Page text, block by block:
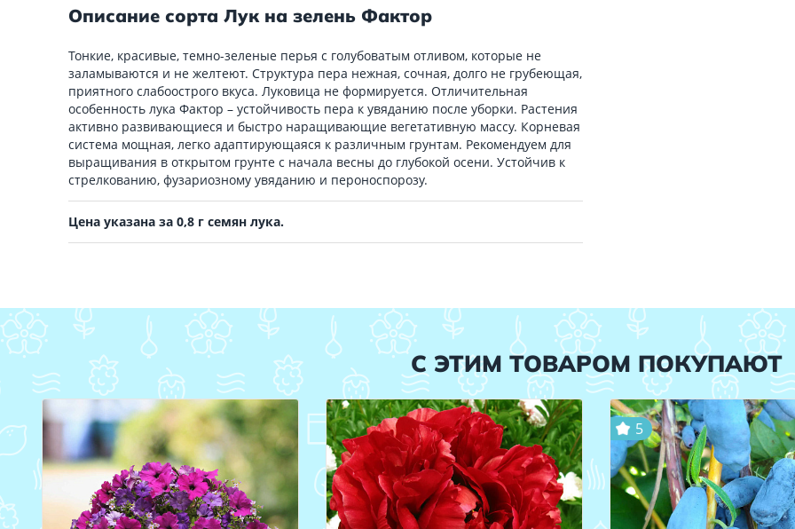
Описание сорта Лук на зелень Фактор
Тонкие, красивые, темно-зеленые перья с голубоватым отливом, которые не
заламываются и не желтеют. Структура пера нежная, сочная, долго не грубеющая,
приятного слабоострого вкуса. Луковица не формируется. Отличительная
особенность лука Фактор – устойчивость пера к увяданию после уборки. Растения
активно развивающиеся и быстро наращивающие вегетативную массу. Корневая
система мощная, легко адаптирующаяся к различным грунтам. Рекомендуем для
выращивания в открытом грунте с начала весны до глубокой осени. Устойчив к
стрелкованию, фузариозному увяданию и пероноспорозу.
Цена указана за 0,8 г семян лука.
С ЭТИМ ТОВАРОМ ПОКУПАЮТ
5